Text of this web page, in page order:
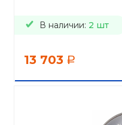
В наличии: 2 шт
13 703 a